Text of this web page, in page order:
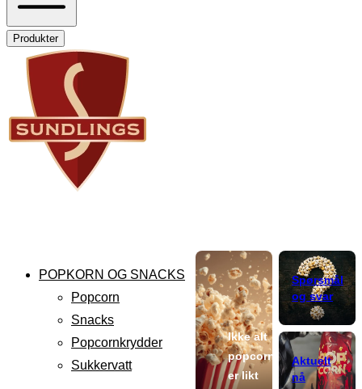
Produkter
POPKORN OG SNACKS
Popcorn
Snacks
Popcornkrydder
Sukkervatt
Ikke alt
popcorn
er likt
Spørsmål
og svar
Aktuelt
nå